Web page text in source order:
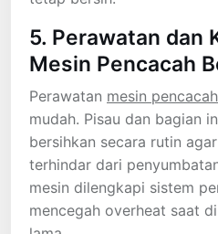
5. Perawatan dan
Mesin Pencacah
Perawatan mesin
mudah. Pisau dan bagian
bersihkan secara rutin
terhindar dari
mesin dilengkapi sistem
mencegah overheat saat